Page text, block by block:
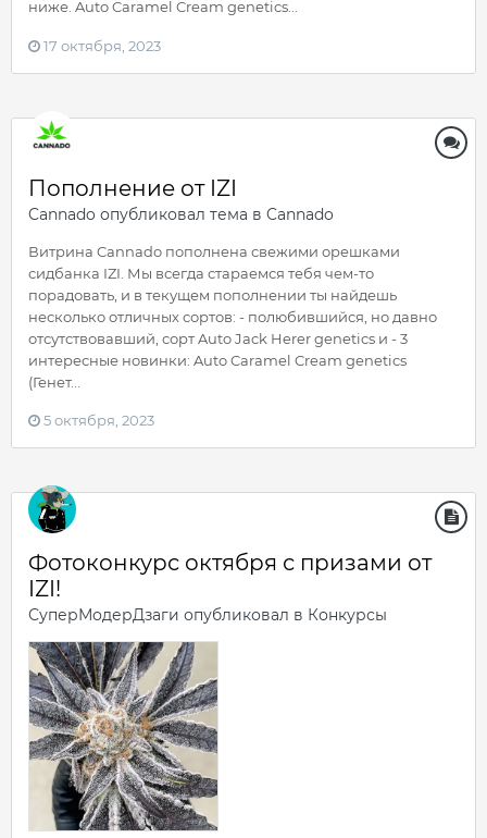
ниже. Auto Caramel Cream genetics...
17 октября, 2023
Пополнение от IZI
Cannado опубликовал тема в Cannado
Витрина Cannado пополнена свежими орешками
сидбанка IZI. Мы всегда стараемся тебя чем-то
порадовать, и в текущем пополнении ты найдешь
несколько отличных сортов: - полюбившийся, но давно
отсутствовавший, сорт Auto Jack Herer genetics и - 3
интересные новинки: Auto Caramel Cream genetics
(Генет...
5 октября, 2023
Фотоконкурс октября с призами от
IZI!
СуперМодерДзаги опубликовал в Конкурсы